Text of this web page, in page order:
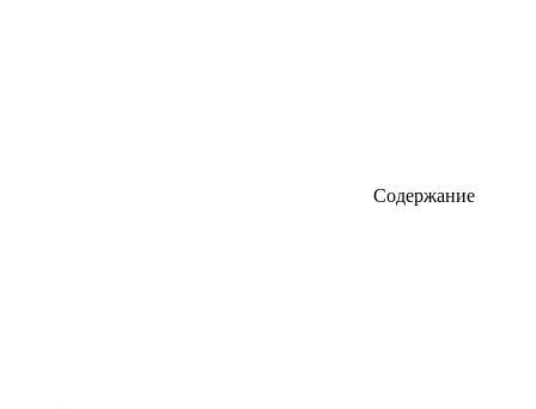
Содержание